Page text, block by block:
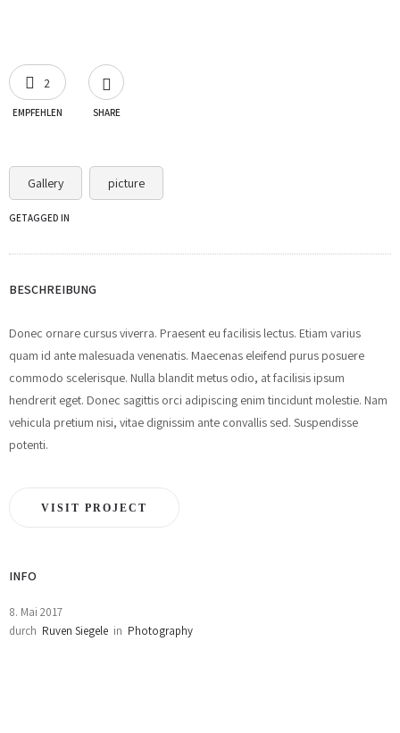
2
EMPFEHLEN SHARE
Gallery picture
GETAGGED IN
BESCHREIBUNG
Donec ornare cursus viverra. Praesent eu facilisis lectus. Etiam varius
quam id ante malesuada venenatis. Maecenas eleifend purus posuere
commodo scelerisque. Nulla blandit metus odio, at facilisis ipsum
hendrerit eget. Donec sagittis orci adipiscing enim tincidunt molestie. Nam
vehicula pretium nisi, vitae dignissim ante convallis sed. Suspendisse
potenti.
VISIT PROJECT
INFO
8. Mai 2017
durch Ruven Siegele in Photography